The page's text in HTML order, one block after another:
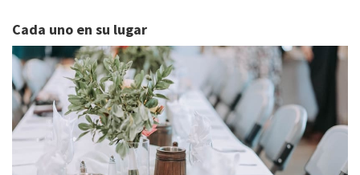
Cada uno en su lugar